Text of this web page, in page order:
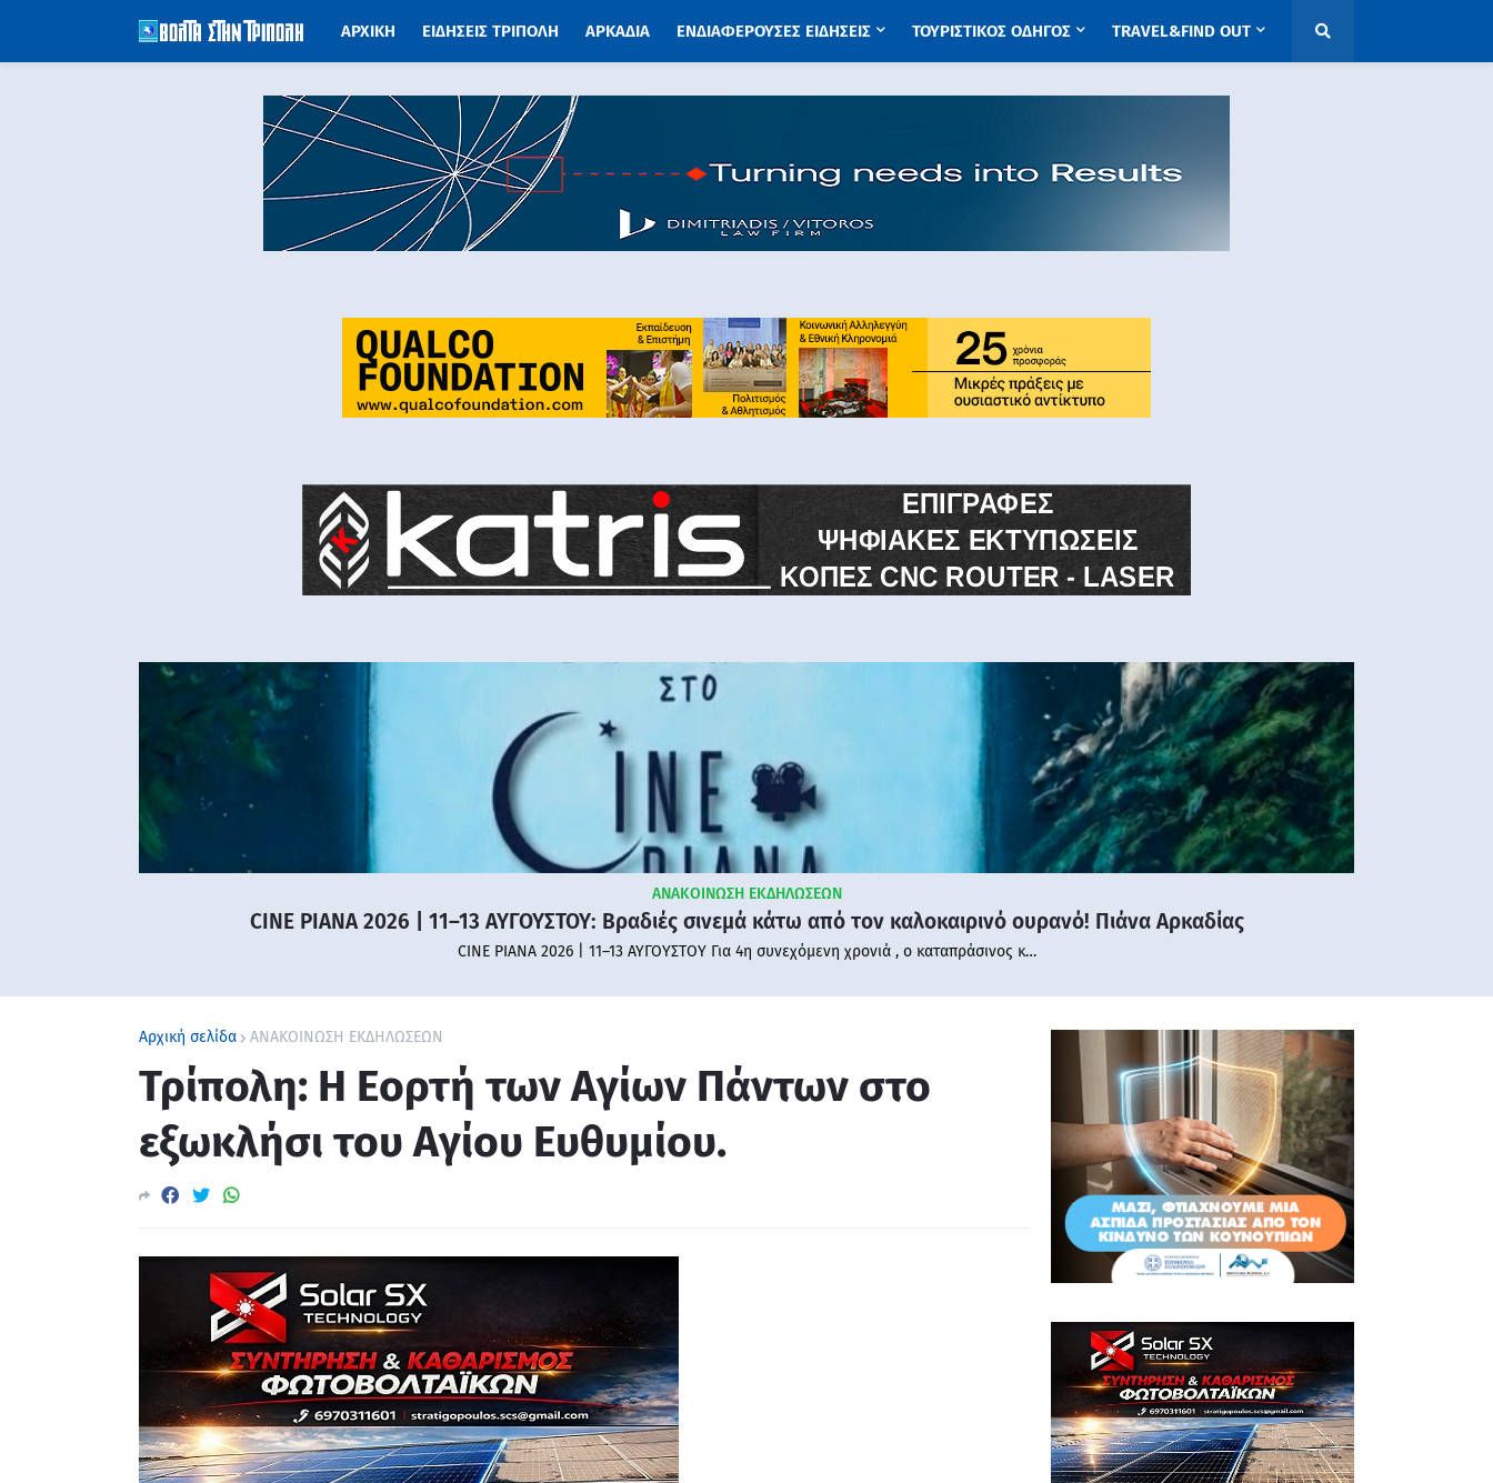
ΑΡΧΙΚΗ ΕΙΔΗΣΕΙΣ ΤΡΙΠΟΛΗ ΑΡΚΑΔΙΑ ΕΝΔΙΑΦΕΡΟΥΣΕΣ ΕΙΔΗΣΕΙΣ ΤΟΥΡΙΣΤΙΚΟΣ ΟΔΗΓΟΣ TRAVEL&FIND OUT
ΑΝΑΚΟΙΝΩΣΗ ΕΚΔΗΛΩΣΕΩΝ
CINE PIANA 2026 | 11–13 ΑΥΓΟΥΣΤΟΥ: Βραδιές σινεμά κάτω από τον καλοκαιρινό ουρανό! Πιάνα Αρκαδίας
CINE PIANA 2026 | 11–13 ΑΥΓΟΥΣΤΟΥ Για 4η συνεχόμενη χρονιά , ο καταπράσινος κ…
Αρχική σελίδα ΑΝΑΚΟΙΝΩΣΗ ΕΚΔΗΛΩΣΕΩΝ
Τρίπολη: Η Εορτή των Αγίων Πάντων στο
εξωκλήσι του Αγίου Ευθυμίου.